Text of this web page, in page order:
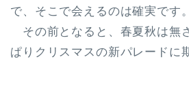
で、そこで会えるのは確実です。
その前となると、春夏秋は無
ぱりクリスマスの新パレードに